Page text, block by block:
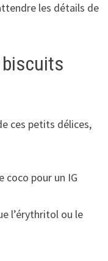
les détails de
ces petits délices,
coco pour un IG
l’érythritol ou le